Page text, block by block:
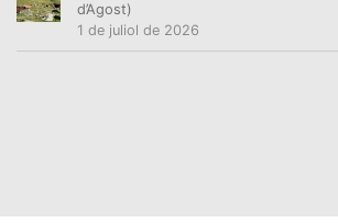
d’Agost)
1 de juliol de 2026